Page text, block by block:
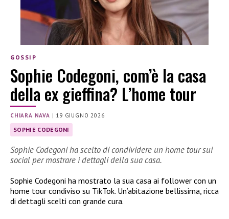
GOSSIP
Sophie Codegoni, com’è la casa
della ex gieffina? L’home tour
CHIARA NAVA | 19 GIUGNO 2026
SOPHIE CODEGONI
Sophie Codegoni ha scelto di condividere un home tour sui
social per mostrare i dettagli della sua casa.
Sophie Codegoni ha mostrato la sua casa ai follower con un
home tour condiviso su TikTok. Un’abitazione bellissima, ricca
di dettagli scelti con grande cura.